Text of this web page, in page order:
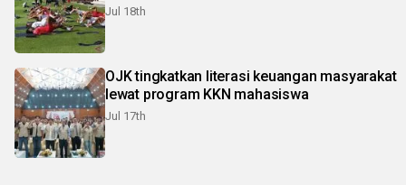
Jul 18th
OJK tingkatkan literasi keuangan masyarakat
lewat program KKN mahasiswa
Jul 17th